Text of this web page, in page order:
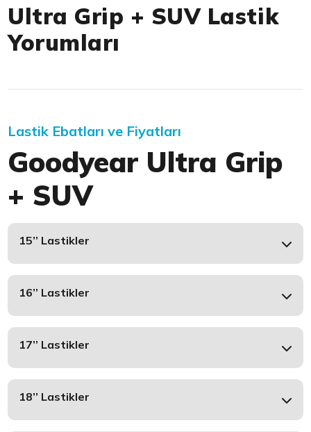
Ultra Grip + SUV Lastik
Yorumları
Lastik Ebatları ve Fiyatları
Goodyear Ultra Grip
+ SUV
15’’ Lastikler
16’’ Lastikler
17’’ Lastikler
18’’ Lastikler